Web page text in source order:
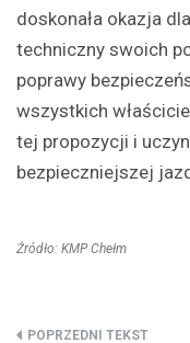
doskonała okazja
techniczny swoich
poprawy
wszystkich
tej propozycji i
bezpieczniejszej
Źródło: KMP Chełm